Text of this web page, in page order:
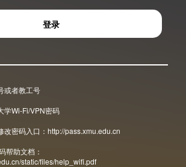
登录
或者教工号
学Wi-Fi/VPN密码
改密码入口：http://pass.xmu.edu.cn
帮助文档：
static/files/help_wifi.pdf